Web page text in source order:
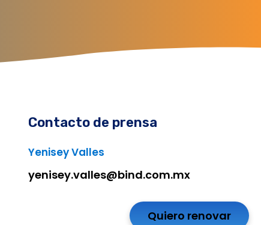
Contacto de prensa
Yenisey Valles
yenisey.valles@bind.com.mx
Quiero renovar